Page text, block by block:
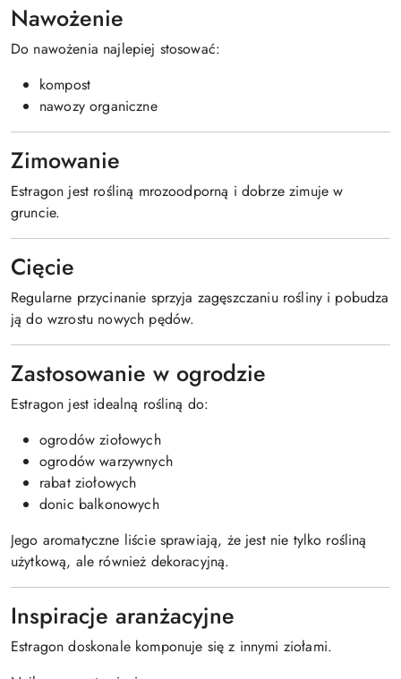
Nawożenie
Do nawożenia najlepiej stosować:
kompost
nawozy organiczne
Zimowanie
Estragon jest rośliną mrozoodporną i dobrze zimuje w
gruncie.
Cięcie
Regularne przycinanie sprzyja zagęszczaniu rośliny i pobudza
ją do wzrostu nowych pędów.
Zastosowanie w ogrodzie
Estragon jest idealną rośliną do:
ogrodów ziołowych
ogrodów warzywnych
rabat ziołowych
donic balkonowych
Jego aromatyczne liście sprawiają, że jest nie tylko rośliną
użytkową, ale również dekoracyjną.
Inspiracje aranżacyjne
Estragon doskonale komponuje się z innymi ziołami.